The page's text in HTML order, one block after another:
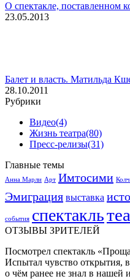
О спектакле, поставленном
23.05.2013
Балет и власть. Матильда
28.10.2011
Рубрики
Видео(4)
Жизнь театра(80)
Пресс-релизы(31)
Главные темы
Анна Марли Арт Имтосими
Эмиграция выставка
события спектакль
ОТЗЫВЫ ЗРИТЕЛЕЙ
Посмотрел спектакль
Испытал чувство открытия,
о чём ранее не знал в нашей